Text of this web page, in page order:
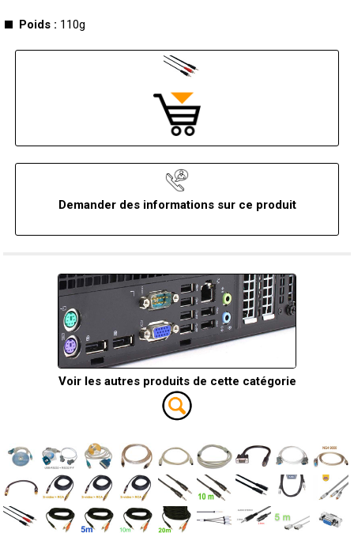
Poids : 110g
Demander des informations sur ce produit
Voir les autres produits de cette catégorie